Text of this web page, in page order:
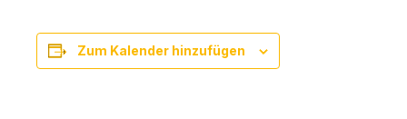
Zum Kalender hinzufügen